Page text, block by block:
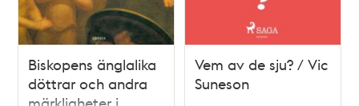
Biskopens änglalika
döttrar och andra
Vem av de sju? / Vic
Suneson